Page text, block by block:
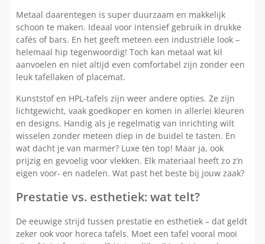
Metaal daarentegen is super duurzaam en makkelijk
schoon te maken. Ideaal voor intensief gebruik in drukke
cafés of bars. En het geeft meteen een industriële look –
helemaal hip tegenwoordig! Toch kan metaal wat kil
aanvoelen en niet altijd even comfortabel zijn zonder een
leuk tafellaken of placemat.
Kunststof en HPL-tafels zijn weer andere opties. Ze zijn
lichtgewicht, vaak goedkoper en komen in allerlei kleuren
en designs. Handig als je regelmatig van inrichting wilt
wisselen zonder meteen diep in de buidel te tasten. En
wat dacht je van marmer? Luxe ten top! Maar ja, ook
prijzig en gevoelig voor vlekken. Elk materiaal heeft zo z’n
eigen voor- en nadelen. Wat past het beste bij jouw zaak?
Prestatie vs. esthetiek: wat telt?
De eeuwige strijd tussen prestatie en esthetiek – dat geldt
zeker ook voor horeca tafels. Moet een tafel vooral mooi